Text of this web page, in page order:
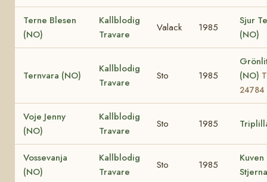
Terne Blesen
(NO)
Kallblodig
Travare
Valack 1985
Sjur
(NO)
Ternvara (NO)
Kallblodig
Travare
Sto 1985
(NO)
24784
Voje Jenny
(NO)
Kallblodig
Travare
Sto 1985
Vossevanja
(NO)
Kallblodig
Travare
Sto 1985
Kuven